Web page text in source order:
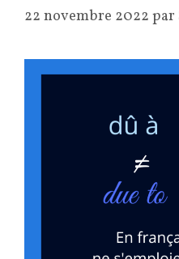
22 novembre 2022 par